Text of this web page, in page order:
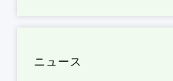
ニュース